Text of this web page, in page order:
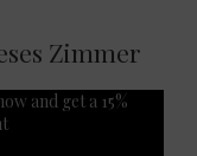
Zimmer